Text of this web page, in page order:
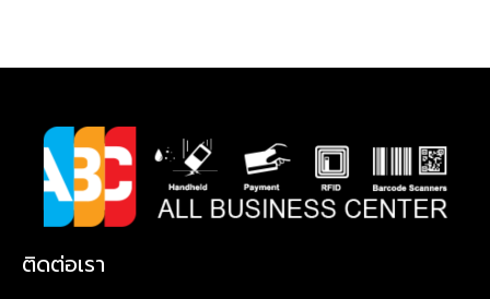
ติดต่อเรา